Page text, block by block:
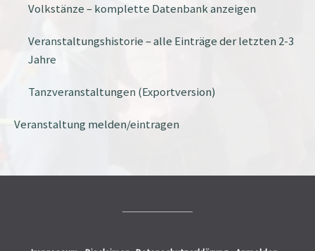
Volkstänze – komplette Datenbank anzeigen
Veranstaltungshistorie – alle Einträge der letzten 2-3
Jahre
Tanzveranstaltungen (Exportversion)
Veranstaltung melden/eintragen